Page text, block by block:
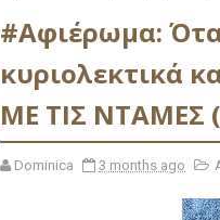
#Αφιέρωμα:
κυριολεκτικά
ΜΕ ΤΙΣ ΝΤΑΜΕΣ
Dominica 3 months ago